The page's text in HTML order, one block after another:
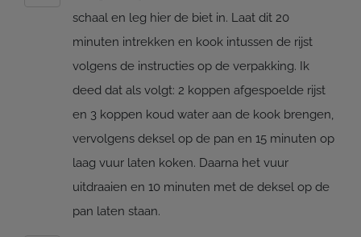
schaal en leg hier de biet in. Laat dit 20
minuten intrekken en kook intussen de rijst
volgens de instructies op de verpakking. Ik
deed dat als volgt: 2 koppen afgespoelde rijst
en 3 koppen koud water aan de kook brengen,
vervolgens deksel op de pan en 15 minuten op
laag vuur laten koken. Daarna het vuur
uitdraaien en 10 minuten met de deksel op de
pan laten staan.